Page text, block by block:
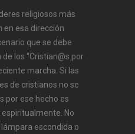
religiosos más
en esa dirección
que se debe
los “Cristian@s por
marcha. Si las
de cristianos no se
por ese hecho es
No
lámpara escondida o